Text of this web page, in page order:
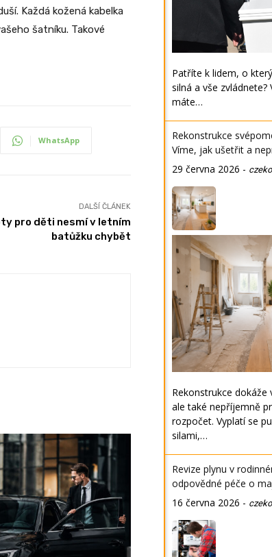
Každá kožená kabelka
šatníku. Takové
WhatsApp
DALŠÍ ČLÁNEK
pro děti nesmí v letním
batůžku chybět
Patříte k lidem, o
silná a vše zvládnete?
máte…
Rekonstrukce
Víme, jak ušetřit a
29 června 2026 - czeko
Rekonstrukce dokáže
ale také nepříjemně
rozpočet. Vyplatí se
silami,…
Revize plynu v
odpovědné péče o
16 června 2026 - czeko